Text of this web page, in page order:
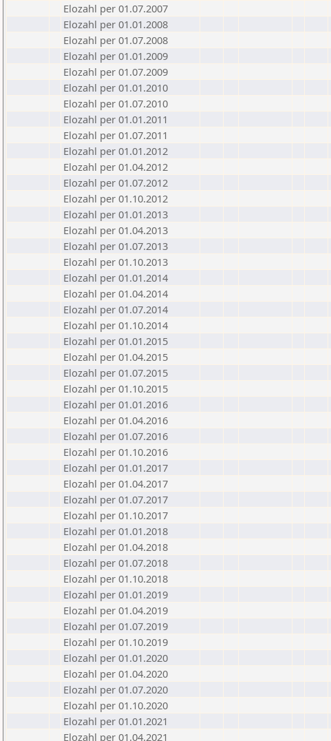
Elozahl per 01.07.2007
Elozahl per 01.01.2008
Elozahl per 01.07.2008
Elozahl per 01.01.2009
Elozahl per 01.07.2009
Elozahl per 01.01.2010
Elozahl per 01.07.2010
Elozahl per 01.01.2011
Elozahl per 01.07.2011
Elozahl per 01.01.2012
Elozahl per 01.04.2012
Elozahl per 01.07.2012
Elozahl per 01.10.2012
Elozahl per 01.01.2013
Elozahl per 01.04.2013
Elozahl per 01.07.2013
Elozahl per 01.10.2013
Elozahl per 01.01.2014
Elozahl per 01.04.2014
Elozahl per 01.07.2014
Elozahl per 01.10.2014
Elozahl per 01.01.2015
Elozahl per 01.04.2015
Elozahl per 01.07.2015
Elozahl per 01.10.2015
Elozahl per 01.01.2016
Elozahl per 01.04.2016
Elozahl per 01.07.2016
Elozahl per 01.10.2016
Elozahl per 01.01.2017
Elozahl per 01.04.2017
Elozahl per 01.07.2017
Elozahl per 01.10.2017
Elozahl per 01.01.2018
Elozahl per 01.04.2018
Elozahl per 01.07.2018
Elozahl per 01.10.2018
Elozahl per 01.01.2019
Elozahl per 01.04.2019
Elozahl per 01.07.2019
Elozahl per 01.10.2019
Elozahl per 01.01.2020
Elozahl per 01.04.2020
Elozahl per 01.07.2020
Elozahl per 01.10.2020
Elozahl per 01.01.2021
Elozahl per 01.04.2021